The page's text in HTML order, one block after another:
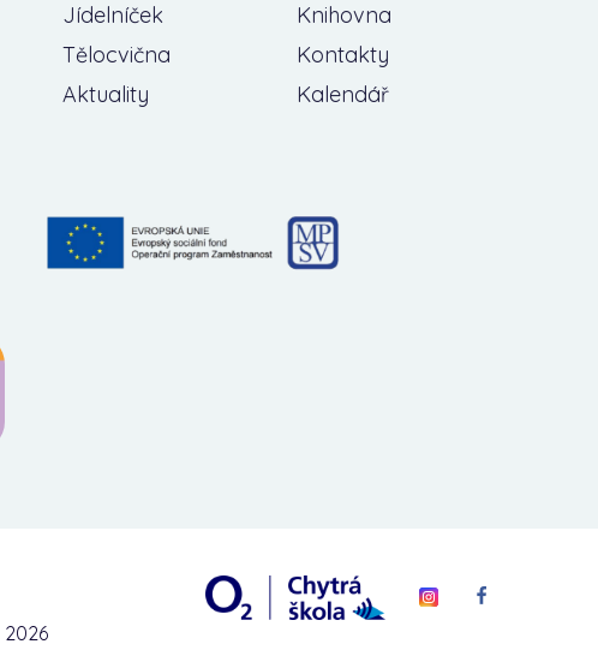
Jídelníček
Knihovna
Tělocvična
Kontakty
Aktuality
Kalendář
2026